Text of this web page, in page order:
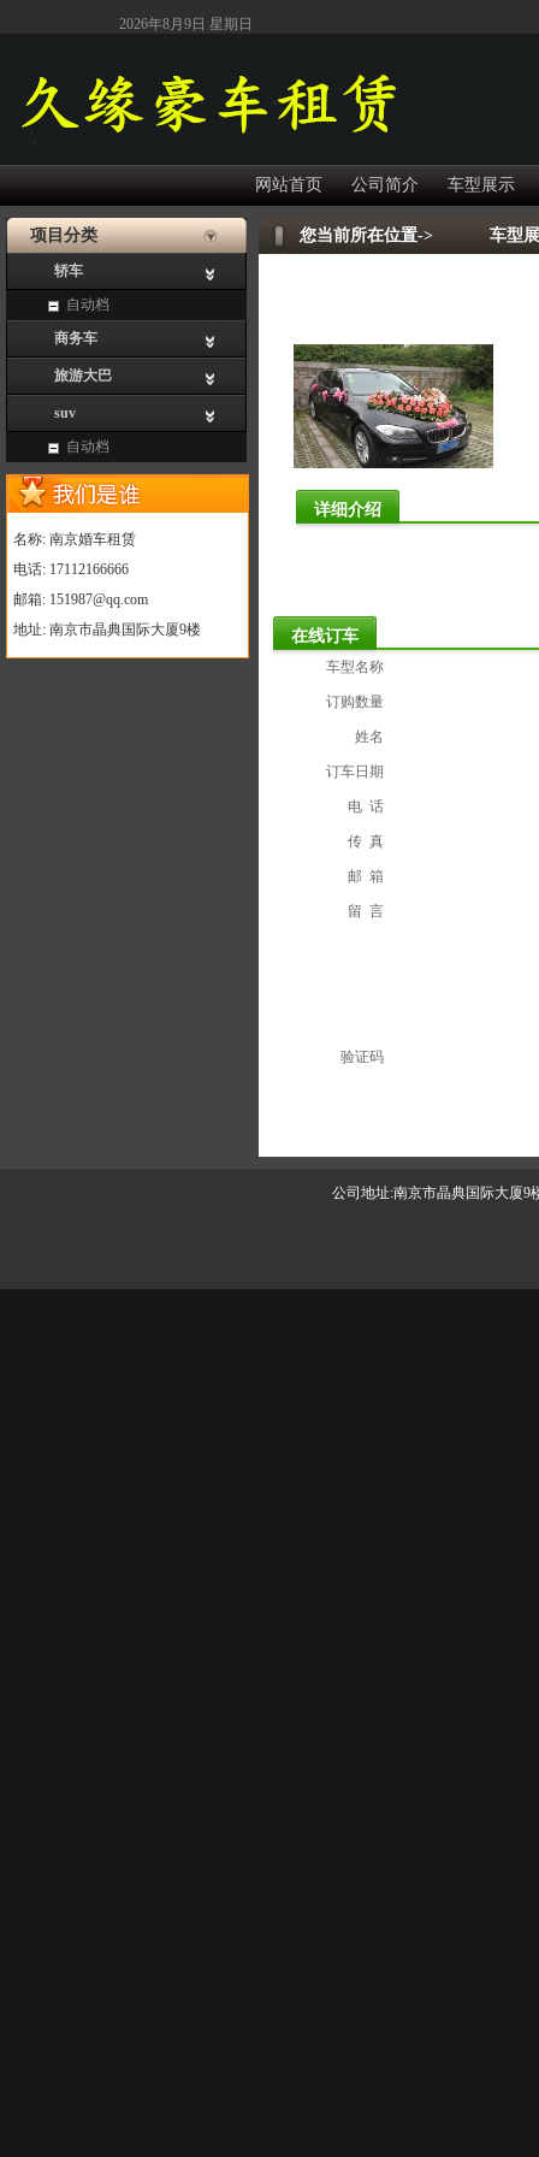
2026年8月9日 星期日
车型展示
公司简介
网站首页
项目分类
轿车
自动档
商务车
旅游大巴
suv
自动档
名称: 南京婚车租赁
电话: 17112166666
邮箱: 151987@qq.com
地址: 南京市晶典国际大厦9楼
您当前所在位置-> 车型
详细介绍
在线订车
车型名称
订购数量
姓名
订车日期
电 话
传 真
邮 箱
留 言
验证码
公司地址:南京市晶典国际大厦9